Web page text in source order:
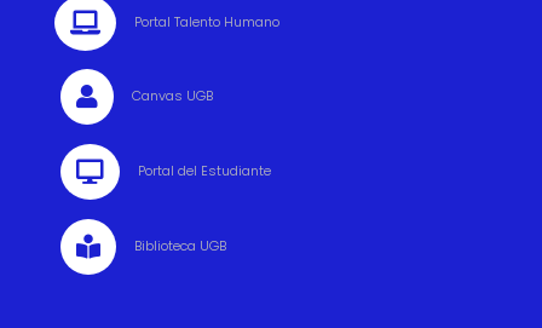
 Portal Talento Humano
 Canvas UGB
 Portal del Estudiante
 Biblioteca UGB